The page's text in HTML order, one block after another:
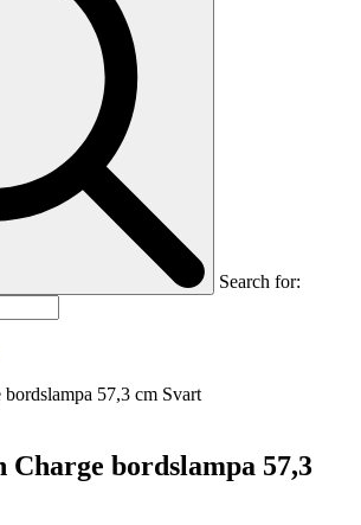
Search for:
57,3 cm Svart
bordslampa 57,3